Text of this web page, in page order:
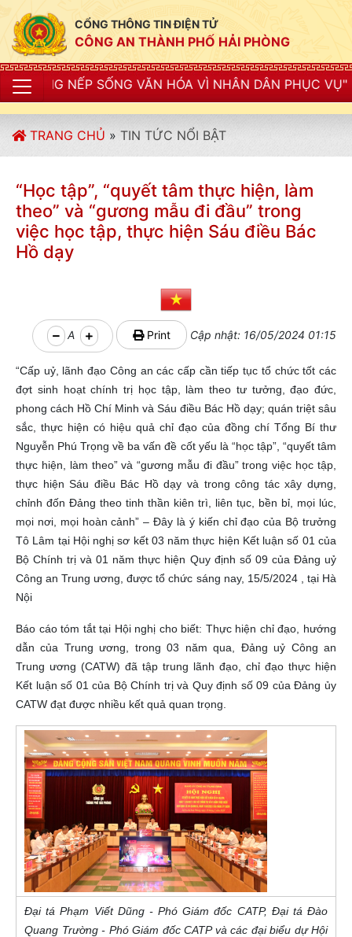
CỔNG THÔNG TIN ĐIỆN TỬ
CÔNG AN THÀNH PHỐ HẢI PHÒNG
VĂN HÓA VÌ NHÂN DÂN PHỤC VỤ"
TRANG CHỦ » TIN TỨC NỔI BẬT
“Học tập”, “quyết tâm thực hiện, làm
theo” và “gương mẫu đi đầu” trong
việc học tập, thực hiện Sáu điều Bác
Hồ dạy
A Print Cập nhật: 16/05/2024 01:15
“Cấp uỷ, lãnh đạo Công an các cấp cần tiếp tục tổ chức tốt các
đợt sinh hoạt chính trị học tập, làm theo tư tưởng, đạo đức,
phong cách Hồ Chí Minh và Sáu điều Bác Hồ dạy; quán triệt sâu
sắc, thực hiện có hiệu quả chỉ đạo của đồng chí Tổng Bí thư
Nguyễn Phú Trọng về ba vấn đề cốt yếu là “học tập”, “quyết tâm
thực hiện, làm theo” và “gương mẫu đi đầu” trong việc học tập,
thực hiện Sáu điều Bác Hồ dạy và trong công tác xây dựng,
chỉnh đốn Đảng theo tinh thần kiên trì, liên tục, bền bỉ, mọi lúc,
mọi nơi, mọi hoàn cảnh” – Đây là ý kiến chỉ đạo của Bộ trưởng
Tô Lâm tại Hội nghị sơ kết 03 năm thực hiện Kết luận số 01 của
Bộ Chính trị và 01 năm thực hiện Quy định số 09 của Đảng uỷ
Công an Trung ương, được tổ chức sáng nay, 15/5/2024 , tại Hà
Nội
Báo cáo tóm tắt tại Hội nghị cho biết: Thực hiện chỉ đạo, hướng
dẫn của Trung ương, trong 03 năm qua, Đảng uỷ Công an
Trung ương (CATW) đã tập trung lãnh đạo, chỉ đạo thực hiện
Kết luận số 01 của Bộ Chính trị và Quy định số 09 của Đảng ủy
CATW đạt được nhiều kết quả quan trọng.
Đại tá Phạm Viết Dũng - Phó Giám đốc CATP, Đại tá Đào
Quang Trường - Phó Giám đốc CATP và các đại biểu dự Hội